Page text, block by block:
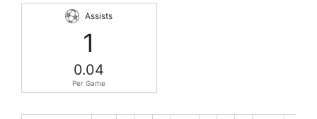
Assists
1
0.04
Per Game